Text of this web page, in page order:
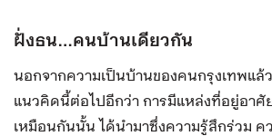
ฝั่งธน…คนบ้านเดียวกัน
นอกจากความเป็นบ้านของคนกรุงเทพแล้
แนวคิดนี้ต่อไปอีกว่า การมีแหล่งที่อยู่อา
เหมือนกันนั้น ได้นำมาซึ่งความรู้สึกร่วม